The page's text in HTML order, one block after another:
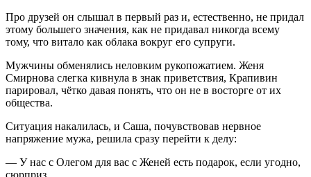
Про друзей он слышал в первый раз и, естественно, не придал
этому большего значения, как не придавал никогда всему
тому, что витало как облака вокруг его супруги.
Мужчины обменялись неловким рукопожатием. Женя
Смирнова слегка кивнула в знак приветствия, Крапивин
парировал, чётко давая понять, что он не в восторге от их
общества.
Ситуация накалилась, и Саша, почувствовав нервное
напряжение мужа, решила сразу перейти к делу:
— У нас с Олегом для вас с Женей есть подарок, если угодно,
сюрприз.